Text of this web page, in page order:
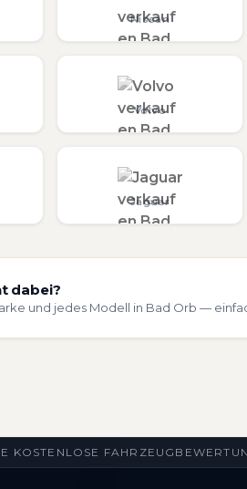
Nissan
Volvo
Jaguar
dabei?
und jedes Modell in Bad Orb —
KOSTENLOSE